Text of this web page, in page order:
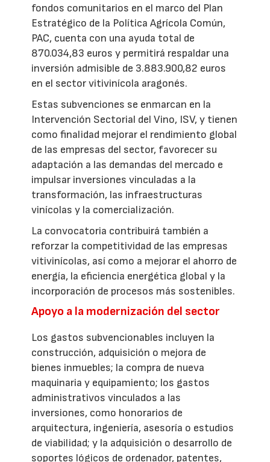
fondos comunitarios en el marco del Plan
Estratégico de la Política Agrícola Común,
PAC, cuenta con una ayuda total de
870.034,83 euros y permitirá respaldar una
inversión admisible de 3.883.900,82 euros
en el sector vitivinícola aragonés.
Estas subvenciones se enmarcan en la
Intervención Sectorial del Vino, ISV, y tienen
como finalidad mejorar el rendimiento global
de las empresas del sector, favorecer su
adaptación a las demandas del mercado e
impulsar inversiones vinculadas a la
transformación, las infraestructuras
vinícolas y la comercialización.
La convocatoria contribuirá también a
reforzar la competitividad de las empresas
vitivinícolas, así como a mejorar el ahorro de
energía, la eficiencia energética global y la
incorporación de procesos más sostenibles.
Apoyo a la modernización del sector
Los gastos subvencionables incluyen la
construcción, adquisición o mejora de
bienes inmuebles; la compra de nueva
maquinaria y equipamiento; los gastos
administrativos vinculados a las
inversiones, como honorarios de
arquitectura, ingeniería, asesoría o estudios
de viabilidad; y la adquisición o desarrollo de
soportes lógicos de ordenador, patentes,